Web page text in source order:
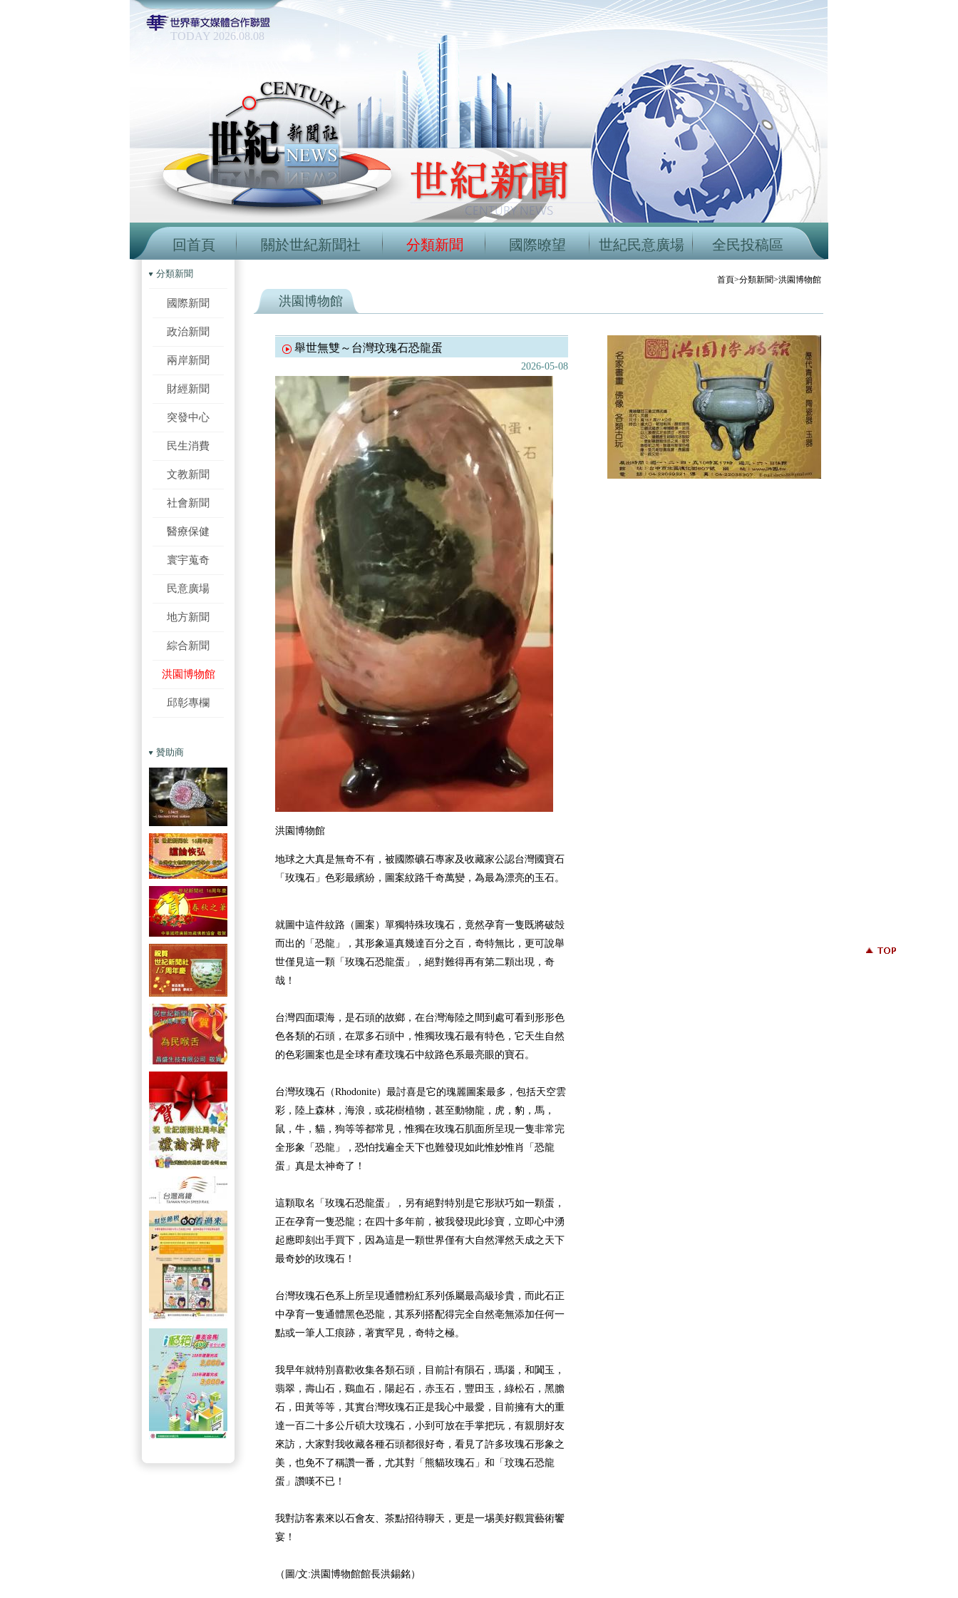
TODAY 2026.08.08
回首頁 關於世紀新聞社 分類新聞 國際暸望 世紀民意廣場 全民投稿區
分類新聞
國際新聞
政治新聞
兩岸新聞
財經新聞
突發中心
民生消費
文教新聞
社會新聞
醫療保健
寰宇蒐奇
民意廣場
地方新聞
綜合新聞
洪園博物館
邱彰專欄
贊助商
首頁>分類新聞>洪園博物館
洪園博物館
舉世無雙～台灣玟瑰石恐龍蛋
2026-05-08
洪園博物館
地球之大真是無奇不有，被國際礦石專家及收藏家公認台灣國寶石
「玫瑰石」色彩最繽紛，圖案紋路千奇萬變，為最為漂亮的玉石。
就圖中這件紋路（圖案）單獨特殊玫瑰石，竟然孕育一隻既將破殻
而出的「恐龍」，其形象逼真幾達百分之百，奇特無比，更可說舉
世僅見這一顆「玫瑰石恐龍蛋」，絕對難得再有第二顆出現，奇
哉！
台灣四面環海，是石頭的故鄉，在台灣海陸之間到處可看到形形色
色各類的石頭，在眾多石頭中，惟獨玫瑰石最有特色，它天生自然
的色彩圖案也是全球有產玟瑰石中紋路色系最亮眼的寶石。
台灣玫瑰石（Rhodonite）最討喜是它的瑰麗圖案最多，包括天空雲
彩，陸上森林，海浪，或花樹植物，甚至動物龍，虎，豹，馬，
鼠，牛，貓，狗等等都常見，惟獨在玫瑰石肌面所呈現一隻非常完
全形象「恐龍」，恐怕找遍全天下也難發現如此惟妙惟肖「恐龍
蛋」真是太神奇了！
這顆取名「玫瑰石恐龍蛋」，另有絕對特別是它形狀巧如一顆蛋，
正在孕育一隻恐龍；在四十多年前，被我發現此珍寶，立即心中湧
起應即刻出手買下，因為這是一顆世界僅有大自然渾然天成之天下
最奇妙的玫瑰石！
台灣玫瑰石色系上所呈現通體粉紅系列係屬最高級珍貴，而此石正
中孕育一隻通體黑色恐龍，其系列搭配得完全自然亳無添加任何一
點或一筆人工痕跡，著實罕見，奇特之極。
我早年就特別喜歡收集各類石頭，目前計有隕石，瑪瑙，和闐玉，
翡翠，壽山石，鷄血石，陽起石，赤玉石，豐田玉，綠松石，黑膽
石，田黃等等，其實台灣玫瑰石正是我心中最愛，目前擁有大的重
達一百二十多公斤碩大玟瑰石，小到可放在手掌把玩，有親朋好友
來訪，大家對我收藏各種石頭都很好奇，看見了許多玫瑰石形象之
美，也免不了稱讚一番，尤其對「熊貓玫瑰石」和「玟瑰石恐龍
蛋」讚嘆不已！
我對訪客素來以石會友、茶點招待聊天，更是一埸美好觀賞藝術饗
宴！
（圖/文:洪園博物館館長洪錫銘）